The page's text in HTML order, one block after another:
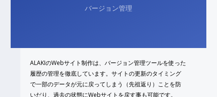
バージョン管理
ALAKIのWebサイト制作は、バージョン管理ツールを使った
履歴の管理を徹底しています。サイトの更新のタイミング
で一部のデータが元に戻ってしまう（先祖返り）ことを防
いだり、過去の状態にWebサイトを戻す事も可能です。